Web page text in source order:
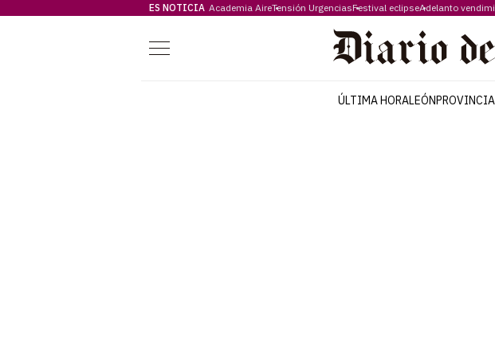
ES NOTICIA Academia AireTensión UrgenciasFestival eclipseAdelanto
Menú
ÚLTIMA HORALEÓNPROVINCIA